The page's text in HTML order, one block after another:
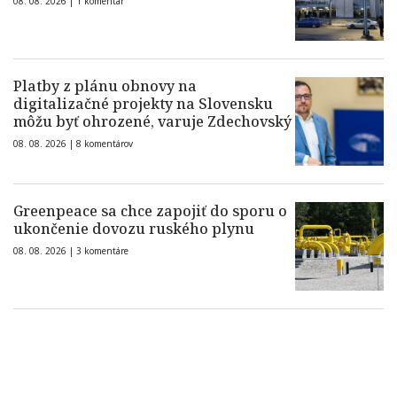
Platby z plánu obnovy na
digitalizačné projekty na Slovensku
môžu byť ohrozené, varuje Zdechovský
08. 08. 2026 | 8 komentárov
Greenpeace sa chce zapojiť do sporu o
ukončenie dovozu ruského plynu
08. 08. 2026 | 3 komentáre